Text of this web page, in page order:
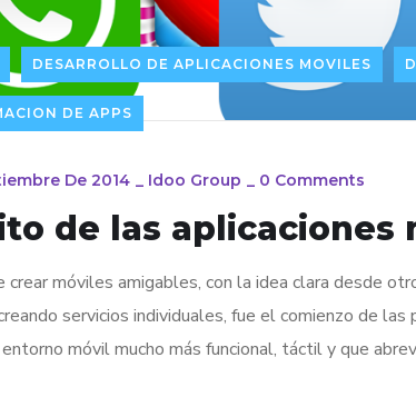
DESARROLLO DE APLICACIONES MOVILES
DE APPS
De 2014 _ Idoo Group _ 0 Comments
de las aplicaciones
crear móviles amigables, con la idea clara desde
servicios individuales, fue el comienzo de
móvil mucho más funcional, táctil y que